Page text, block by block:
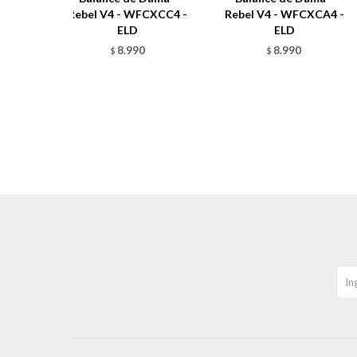
Rebel V4 - WFCXCC4 -
ELD
$ 8.990
Rebel V4 - WFCXCA4 -
ELD
$ 8.990